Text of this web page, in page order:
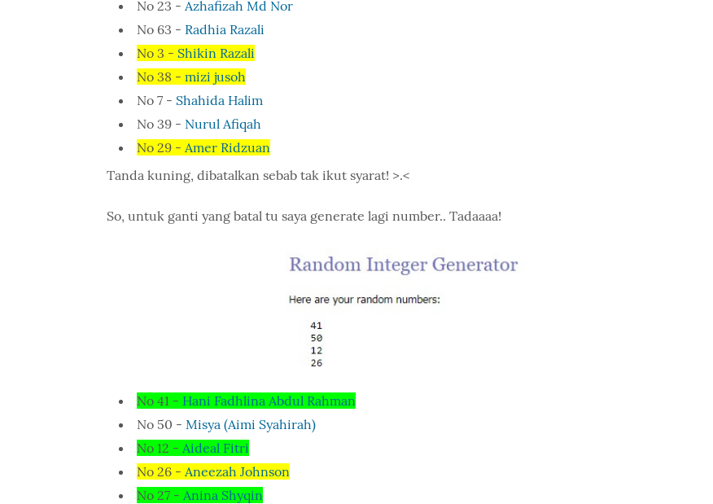
No 23 - Azhafizah Md Nor
No 63 - Radhia Razali
No 3 - Shikin Razali
No 38 - mizi jusoh
No 7 - Shahida Halim
No 39 - Nurul Afiqah
No 29 - Amer Ridzuan
Tanda kuning, dibatalkan sebab tak ikut syarat! >.<
So, untuk ganti yang batal tu saya generate lagi number.. Tadaaaa!
No 41 - Hani Fadhlina Abdul Rahman
No 50 - Misya (Aimi Syahirah)
No 12 - Aideal Fitri
No 26 - Aneezah Johnson
No 27 - Anina Shyqin